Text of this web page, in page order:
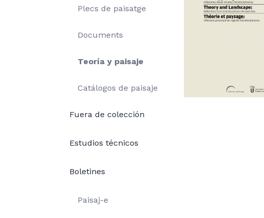
Plecs de paisatge
Documents
Teoría y paisaje
Catálogos de paisaje
Fuera de colección
Estudios técnicos
Boletines
Paisaj-e